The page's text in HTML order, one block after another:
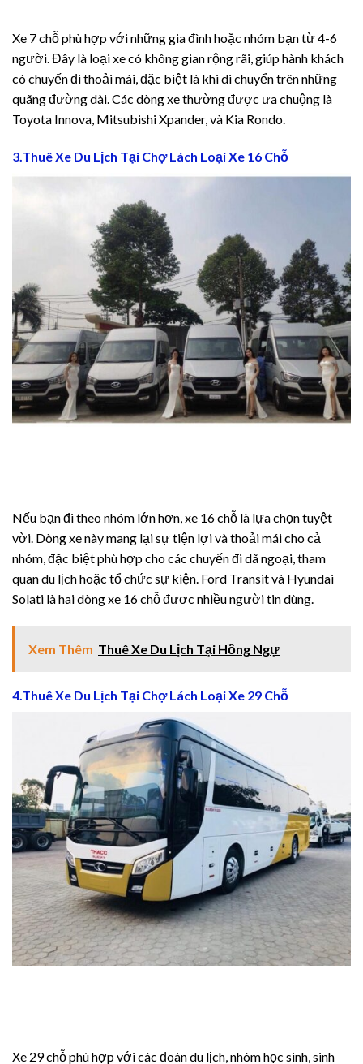
Giriş
น์
giriş
Xe 7 chỗ phù hợp với những gia đình hoặc nhóm bạn từ 4-6
người. Đây là loại xe có không gian rộng rãi, giúp hành khách
có chuyến đi thoải mái, đặc biệt là khi di chuyển trên những
quãng đường dài. Các dòng xe thường được ưa chuộng là
Toyota Innova, Mitsubishi Xpander, và Kia Rondo.
3.Thuê Xe Du Lịch Tại Chợ Lách Loại Xe 16 Chỗ
Nếu bạn đi theo nhóm lớn hơn, xe 16 chỗ là lựa chọn tuyệt
vời. Dòng xe này mang lại sự tiện lợi và thoải mái cho cả
nhóm, đặc biệt phù hợp cho các chuyến đi dã ngoại, tham
quan du lịch hoặc tổ chức sự kiện. Ford Transit và Hyundai
Solati là hai dòng xe 16 chỗ được nhiều người tin dùng.
Xem Thêm Thuê Xe Du Lịch Tại Hồng Ngự
4.Thuê Xe Du Lịch Tại Chợ Lách Loại Xe 29 Chỗ
Xe 29 chỗ phù hợp với các đoàn du lịch, nhóm học sinh, sinh